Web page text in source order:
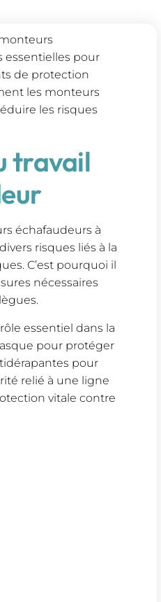
essentielles pour
de protection
les monteurs
les risques
travail
échafaudeurs à
risques liés à la
C’est pourquoi il
nécessaires
essentiel dans la
pour protéger
pour
relié à une ligne
vitale contre